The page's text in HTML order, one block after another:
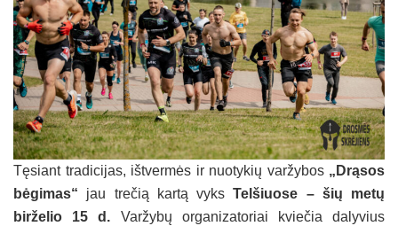
Tęsiant tradicijas, ištvermės ir nuotykių varžybos „Drąsos
bėgimas“ jau trečią kartą vyksTelšiuose – šių metų
birželio 15 d. Varžybų organizatoriai kviečia dalyvius